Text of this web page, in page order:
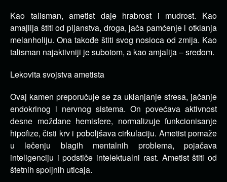
Kao talisman, ametist daje hrabrost i mudrost. Kao
amajlija štiti od pijanstva, droga, jača pamćenje i otklanja
melanholiju. Ona takođe štiti svog nosioca od zmija. Kao
talisman najaktivniji je subotom, a kao amjalija – sredom.
Lekovita svojstva ametista
Ovaj kamen preporučuje se za uklanjanje stresa, jačanje
endokrinog i nervnog sistema. On povećava aktivnost
desne moždane hemisfere, normalizuje funkcionisanje
hipofize, čisti krv i poboljšava cirkulaciju. Ametist pomaže
u lečenju blagih mentalnih problema, pojačava
inteligenciju i podstiče intelektualni rast. Ametist štiti od
štetnih spoljnih uticaja.